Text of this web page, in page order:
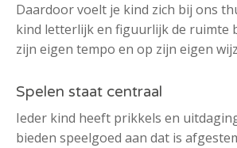
Daardoor voelt je kind zich bij ons
kind letterlijk en figuurlijk de ruimte
zijn eigen tempo en op zijn eigen
Spelen staat centraal
Ieder kind heeft prikkels en
bieden speelgoed aan dat is